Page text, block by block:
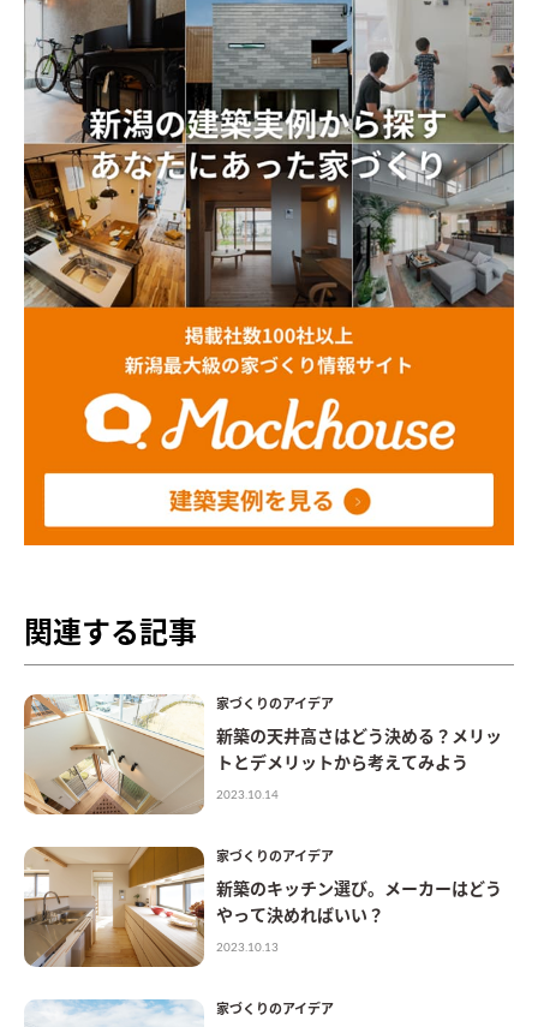
関連する記事
家づくりのアイデア
新築の天井高さはどう決める？メリッ
トとデメリットから考えてみよう
2023.10.14
家づくりのアイデア
新築のキッチン選び。メーカーはどう
やって決めればいい？
2023.10.13
家づくりのアイデア